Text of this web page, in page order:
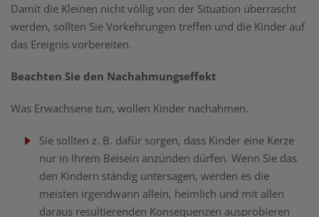
Damit die Kleinen nicht völlig von der Situation überrascht
werden, sollten Sie Vorkehrungen treffen und die Kinder auf
das Ereignis vorbereiten.
Beachten Sie den Nachahmungseffekt
Was Erwachsene tun, wollen Kinder nachahmen.
Sie sollten z. B. dafür sorgen, dass Kinder eine Kerze
nur in Ihrem Beisein anzünden dürfen. Wenn Sie das
den Kindern ständig untersagen, werden es die
meisten irgendwann allein, heimlich und mit allen
daraus resultierenden Konsequenzen ausprobieren